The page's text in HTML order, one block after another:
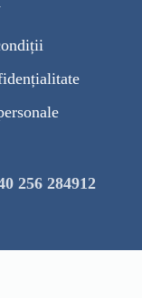
256 284912